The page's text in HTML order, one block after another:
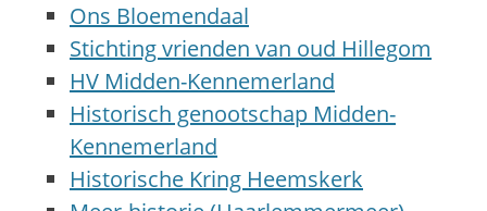
Ons Bloemendaal
Stichting vrienden van oud Hillegom
HV Midden-Kennemerland
Historisch genootschap Midden-
Kennemerland
Historische Kring Heemskerk